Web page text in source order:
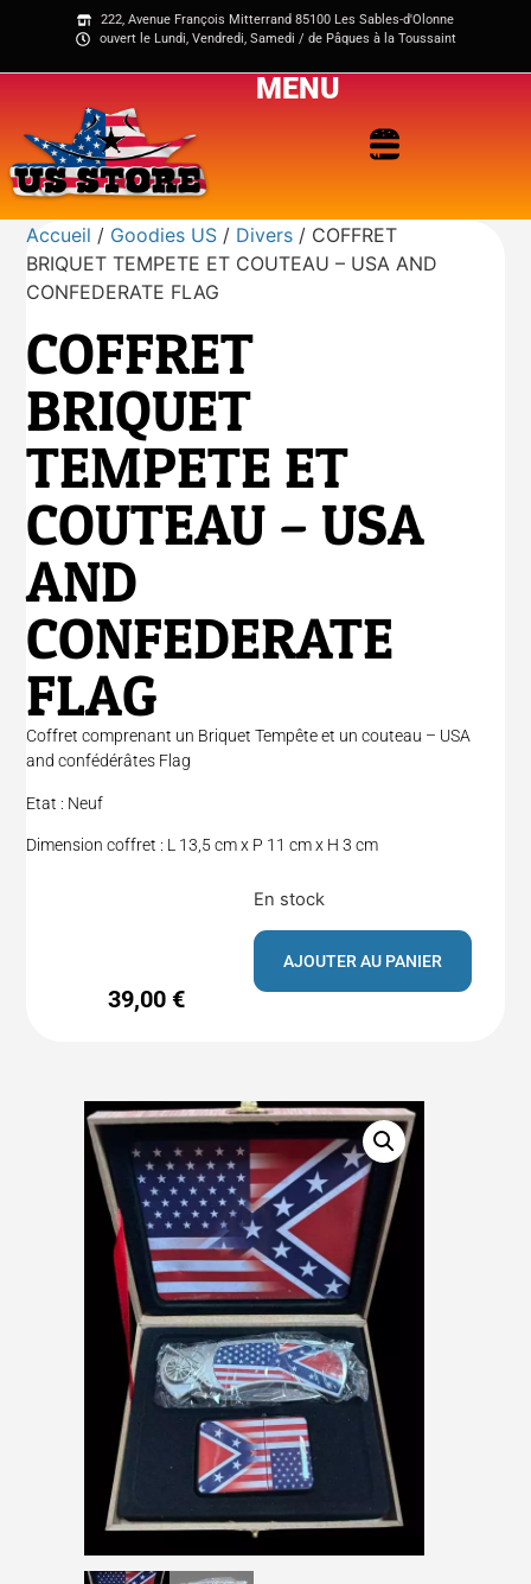
222, Avenue François Mitterrand 85100 Les Sables-d'Olonne
ouvert le Lundi, Vendredi, Samedi / de Pâques à la Toussaint
MENU
Accueil / Goodies US / Divers / COFFRET
BRIQUET TEMPETE ET COUTEAU – USA AND
CONFEDERATE FLAG
COFFRET
BRIQUET
TEMPETE ET
COUTEAU – USA
AND
CONFEDERATE
FLAG
Coffret comprenant un Briquet Tempête et un couteau – USA
and confédérâtes Flag
Etat : Neuf
Dimension coffret : L 13,5 cm x P 11 cm x H 3 cm
39,00 €
En stock
AJOUTER AU PANIER